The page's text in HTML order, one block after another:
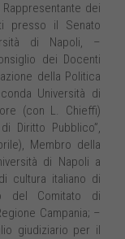
Rappresentante dei
presso il Senato
di Napoli, –
dei Docenti
della Politica
Università di
(con L. Chieffi)
Diritto Pubblico”,
Membro della
di Napoli a
cultura italiano di
del Comitato di
Campania; –
giudiziario per il